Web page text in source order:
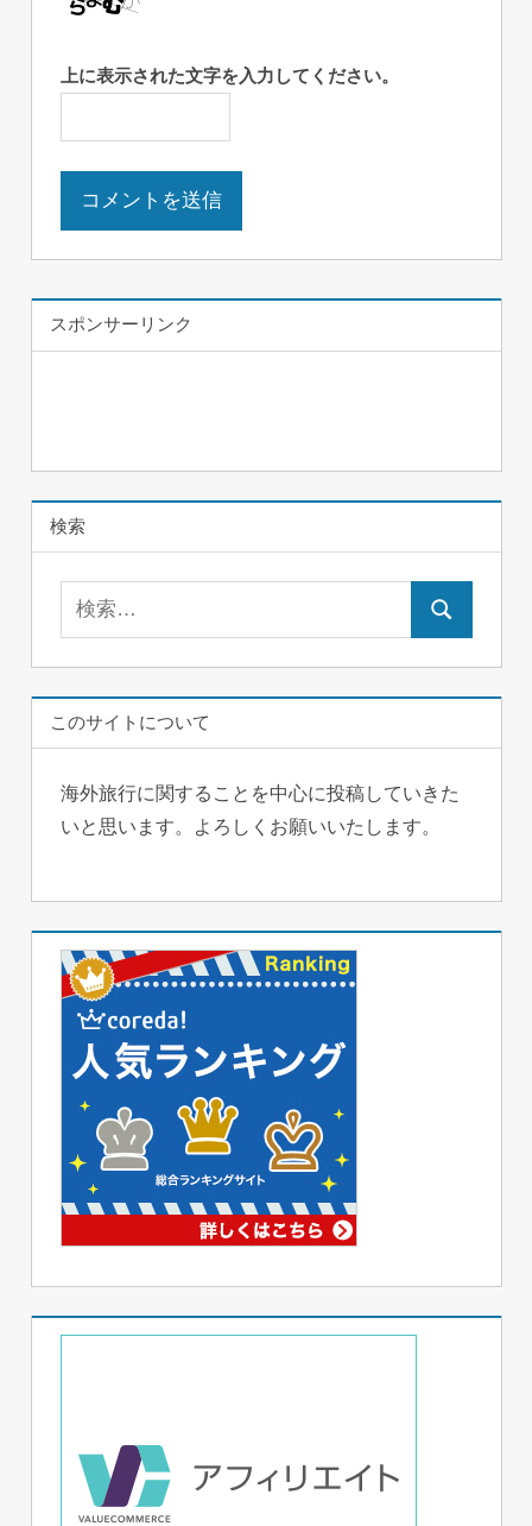
上に表示された文字を入力してください。
スポンサーリンク
検索
検
このサイトについて
海外旅行に関することを中心に投稿していきた
いと思います。よろしくお願いいたします。